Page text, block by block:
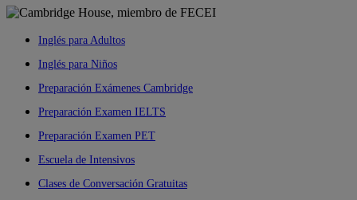
Inglés para Adultos
Inglés para Niños
Preparación Exámenes Cambridge
Preparación Examen IELTS
Preparación Examen PET
Escuela de Intensivos
Clases de Conversación Gratuitas